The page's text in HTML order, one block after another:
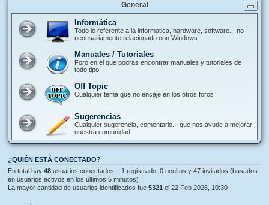
General
Informática
Todo lo referente a la informatica, hardware, software... no
necesariamente relacionado con Windows
Manuales / Tutoriales
Foro en el que podras encontrar manuales y tutoriales de
todo tipo
Off Topic
Cualquier tema que no encaje en los otros foros
Sugerencias
Cualquier sugerencia, comentario... que nos ayude a mejorar
nuestra comunidad
¿QUIÉN ESTÁ CONECTADO?
En total hay 48 usuarios conectados :: 1 registrado, 0 ocultos y 47 invitados (basados
en usuarios activos en los últimos 5 minutos)
La mayor cantidad de usuarios identificados fue 5321 el 22 Feb 2026, 10:30